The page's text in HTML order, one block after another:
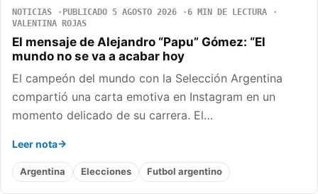
NOTICIAS PUBLICADO 5 AGOSTO 2026
6 MIN DE LECTURA
VALENTINA ROJAS
El mensaje de Alejandro “Papu” Gómez: “El
mundo no se va a acabar hoy
El campeón del mundo con la Selección Argentina
compartió una carta emotiva en Instagram en un
momento delicado de su carrera. El…
Leer nota
Argentina Elecciones Futbol argentino